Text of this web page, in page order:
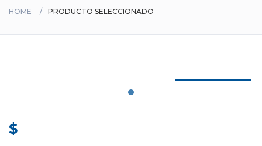
HOME PRODUCTO SELECCIONADO
$